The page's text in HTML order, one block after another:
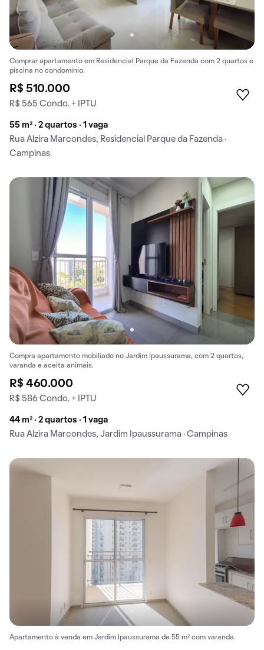
Comprar apartamento em Residencial Parque da Fazenda com 2 quartos e
piscina no condomínio.
R$ 510.000
R$ 565 Condo. + IPTU
55 m² · 2 quartos · 1 vaga
Rua Alzira Marcondes, Residencial Parque da Fazenda ·
Campinas
Compra apartamento mobiliado no Jardim Ipaussurama, com 2 quartos,
varanda e aceita animais.
R$ 460.000
R$ 586 Condo. + IPTU
44 m² · 2 quartos · 1 vaga
Rua Alzira Marcondes, Jardim Ipaussurama · Campinas
Apartamento à venda em Jardim Ipaussurama de 55 m² com varanda.